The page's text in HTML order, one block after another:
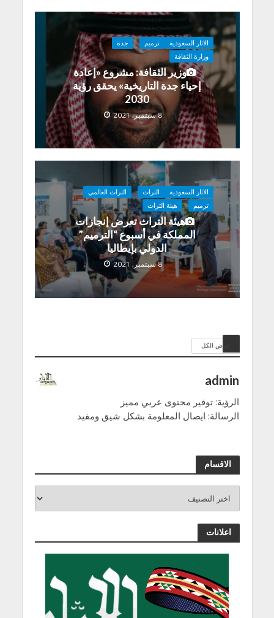
الاثار السعودية ترميم
جدة
وزارة الثقافة
وزير الثقافة: مشروع «إعادة
إحياء جدة التاريخية» يحقق رؤية
2030
8 سبتمبر, 2021
الاثار السعودية التراث
التراث العالمي
ترميم
هيئة التراث
هيئة التراث تعرض إنجازات
المملكة في أسبوع “الترميم”
الدولي بإيطاليا
8 سبتمبر, 2021
عرض الكل
admin
الرؤية: توفير محتوى عربي مميز
الرسالة: ايصال المعلومة بشكل شيق ومفيد
الاقسام
اعلانات